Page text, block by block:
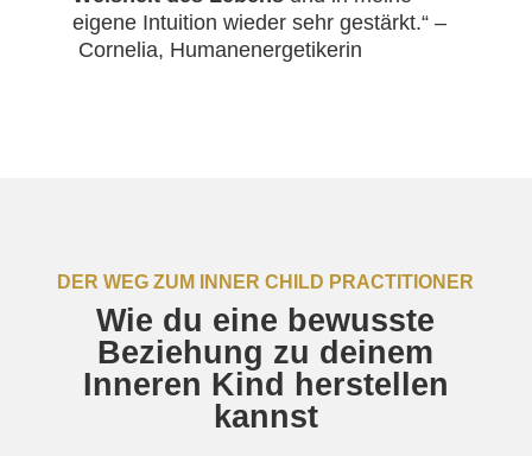
eigene Intuition wieder sehr gestärkt.“ –
Cornelia, Humanenergetikerin
DER WEG ZUM INNER CHILD PRACTITIONER
Wie du eine bewusste
Beziehung zu deinem
Inneren Kind herstellen
kannst